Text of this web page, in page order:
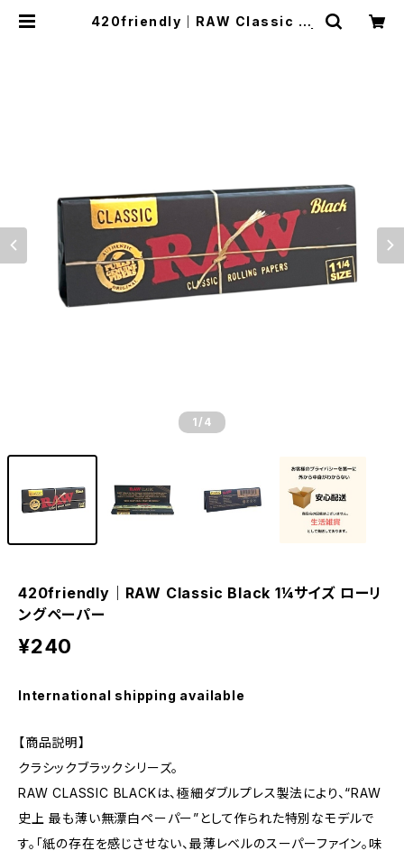
420friendly｜RAW Classic Bl
1 /4
420friendly｜RAW Classic Black 1¼サイズ ローリ
ングペーパー
¥240
International shipping available
【商品説明】
クラシックブラックシリーズ。
RAW CLASSIC BLACKは、極細ダブルプレス製法により、“RAW
史上 最も薄い無漂白ペーパー”として作られた特別なモデルで
す。「紙の存在を感じさせない、最薄レベルのスーパーファイン。味